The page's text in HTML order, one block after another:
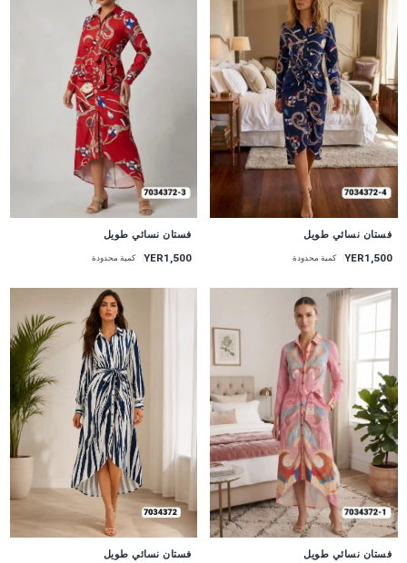
فستان نسائي طويل
YER1,500 كمية محدودة
فستان نسائي طويل
YER1,500 كمية محدودة
فستان نسائي طويل فستان نسائي طويل